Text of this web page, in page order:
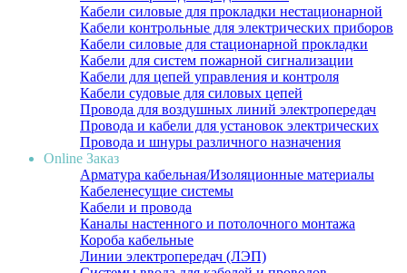
Кабели силовые для прокладки нестационарной
Кабели контрольные для электрических приборов
Кабели силовые для стационарной прокладки
Кабели для систем пожарной сигнализации
Кабели для цепей управления и контроля
Кабели судовые для силовых цепей
Провода для воздушных линий электропередач
Провода и кабели для установок электрических
Провода и шнуры различного назначения
Online Заказ
Арматура кабельная/Изоляционные материалы
Кабеленесущие системы
Кабели и провода
Каналы настенного и потолочного монтажа
Короба кабельные
Линии электропередач (ЛЭП)